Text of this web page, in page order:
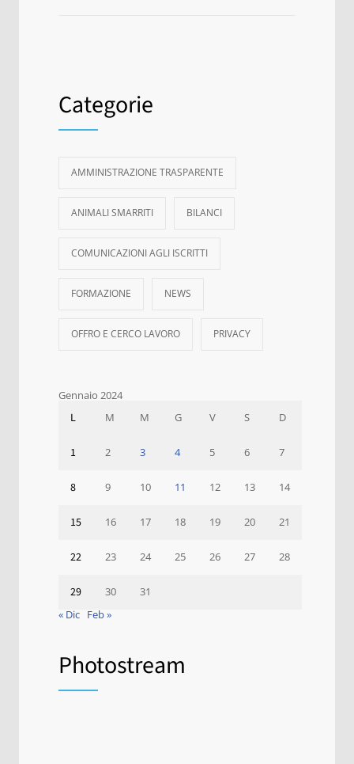
Categorie
AMMINISTRAZIONE TRASPARENTE
ANIMALI SMARRITI BILANCI
COMUNICAZIONI AGLI ISCRITTI
FORMAZIONE NEWS
OFFRO E CERCO LAVORO PRIVACY
Gennaio 2024
L M M G V S D
1 2 3 4 5 6 7
8 9 10 11 12 13 14
15 16 17 18 19 20 21
22 23 24 25 26 27 28
29 30
31
« Dic Feb »
Photostream